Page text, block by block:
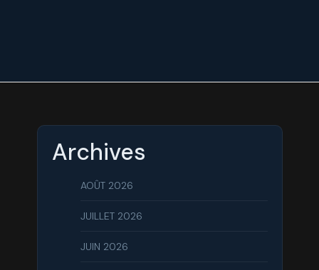
Archives
AOÛT 2026
JUILLET 2026
JUIN 2026